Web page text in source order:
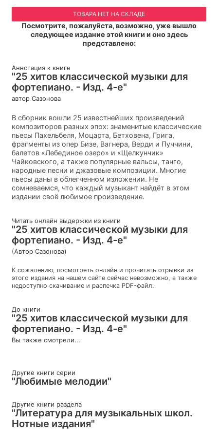
ТОВАРА НЕТ НА СКЛАДЕ
Посмотрите, пожалуйста, возможно, уже вышло
следующее издание этой книги и оно здесь
представлено:
Аннотация к книге
"25 хитов классической музыки для
фортепиано. - Изд. 4-е"
автор Сазонова
В сборник вошли 25 известнейших произведений
композиторов разных эпох: знаменитые классические
пьесы Пахельбеля, Моцарта, Бетховена, Грига,
фрагменты из опер Бизе, Вагнера, Верди и Пуччини,
балетов «Лебединое озеро» и «Щелкунчик»
Чайковского, а также популярные вальсы, танго,
народные песни и джазовые композиции. Многие
пьесы даны в облегченном изложении. Не
сомневаемся, что каждый музыкант найдёт в этом
издании своё любимое произведение.
Читать онлайн выдержки из книги
"25 хитов классической музыки для
фортепиано. - Изд. 4-е"
(Автор Сазонова)
К сожалению, посмотреть онлайн и прочитать отрывки из
этого издания на нашем сайте сейчас невозможно, а также
недоступно скачивание и распечка PDF-файл.
До книги
"25 хитов классической музыки для
фортепиано. - Изд. 4-е"
Вы также смотрели...
Другие книги серии
"Любимые мелодии"
Другие книги раздела
"Литература для музыкальных школ.
Нотные издания"